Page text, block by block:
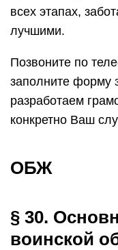
всех этапах,
лучшими.
Позвоните по
заполните форму
разработаем
конкретно Ваш
ОБЖ
§ 30.
воинской